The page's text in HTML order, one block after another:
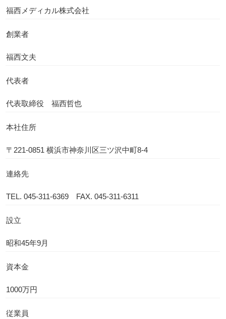
福西メディカル株式会社
創業者
福西文夫
代表者
代表取締役 福西哲也
本社住所
〒221-0851 横浜市神奈川区三ツ沢中町8-4
連絡先
TEL.045-311-6369 FAX. 045-311-6311
設立
昭和45年9月
資本金
1000万円
従業員